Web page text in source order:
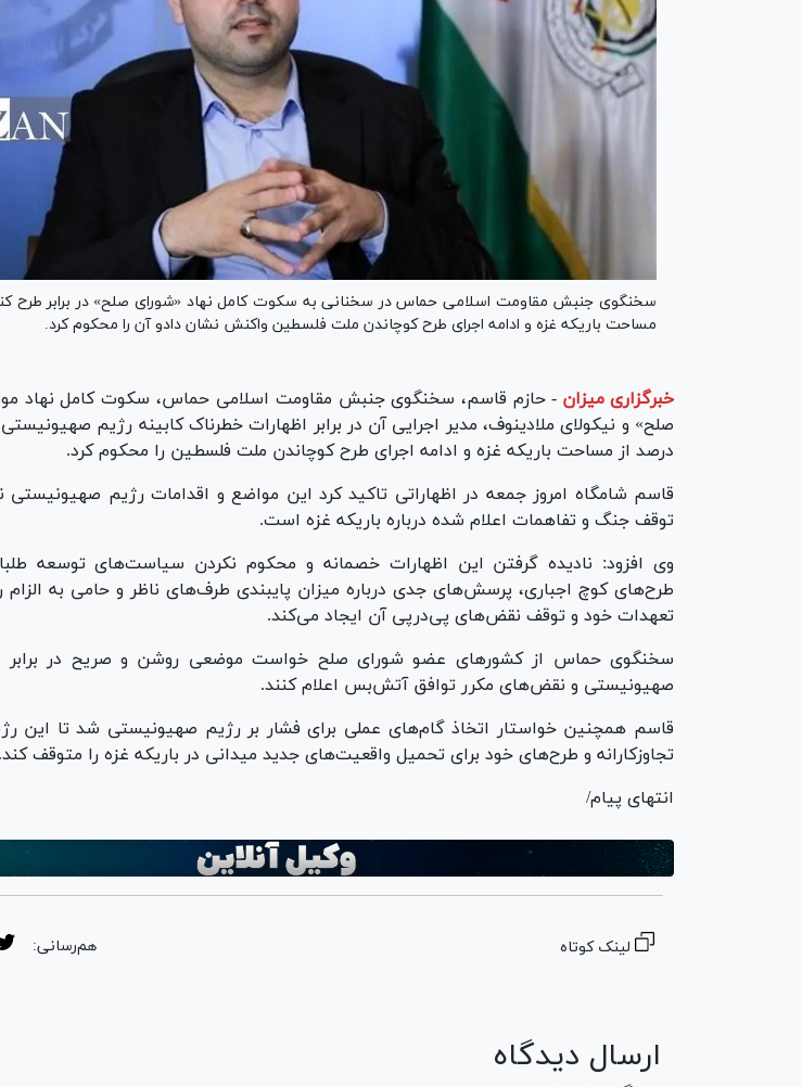
مساحت باریکه غزه و ادامه اجرای طرح کوچاندن ملت فلسطین واکنش نشان دادو آن را محکوم کرد.
خبرگزاری میزان - حازم قاسم، سخنگوی جنبش مقاومت اسلامی حماس، سکوت کامل نهاد
درصد از مساحت باریکه غزه و ادامه اجرای طرح کوچاندن ملت فلسطین را محکوم کرد.
قاسم شامگاه امروز جمعه در اظهاراتی تاکید کرد این مواضع و اقدامات رژیم
توقف جنگ و تفاهمات اعلام شده درباره باریکه غزه است.
وی افزود: نادیده گرفتن این اظهارات خصمانه و محکوم نکردن سیاست‌های توسعه
طرح‌های کوچ اجباری، پرسش‌های جدی درباره میزان پایبندی طرف‌های ناظر و حامی به الزام
تعهدات خود و توقف نقض‌های پی‌درپی آن ایجاد می‌کند.
سخنگوی حماس از کشور‌های عضو شورای صلح خواست موضعی روشن و صریح در برابر
صهیونیستی و نقض‌های مکرر توافق آتش‌بس اعلام کنند.
قاسم همچنین خواستار اتخاذ گام‌های عملی برای فشار بر رژیم صهیونیستی شد تا این
تجاوزکارانه و طرح‌های خود برای تحمیل واقعیت‌های جدید میدانی در باریکه غزه را متوقف کند.
انتهای پیام/
لینک کوتاه هم‌رسانی:
ارسال دیدگاه